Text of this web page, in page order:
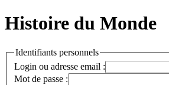
Histoire du Monde
Identifiants personnels
Login ou adresse email :
Mot de passe :